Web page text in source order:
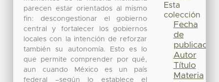
parecen estar orientados al mismo
fin: descongestionar el gobierno
central y fortalecer los gobiernos
locales con la intención de reforzar
también su autonomía. Esto es lo
que permite comprender por qué,
aun cuando México es un país
federal –según lo establece el
Esta
colección
Fecha
de
publicación
Autor
Título
Materia